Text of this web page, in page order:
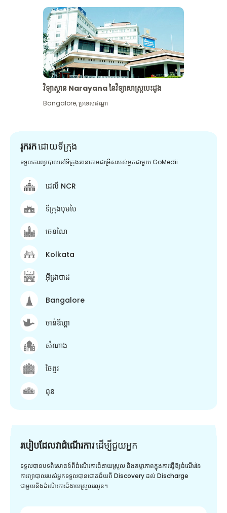
វិទ្យាស្ថាន Narayana នៃវិទ្យាសាស្រ្តបេះដូង
Bangalore,ប្រទេសឥណ្ឌា
រុករកដោយទីក្រុង
ទទួលការព្យាបាលនៅទីក្រុងនានាតាមជម្រើសរបស់អ្នកជាមួយ GoMedii
ដេលី NCR
ទីក្រុងបុមបៃ
ចេនណៃ
Kolkata
អ៊ីដ្រាបាដ
Bangalore
ចាន់ឌីហ្គា
សំណាង
ចៃពួរ
ពុន
របៀបដែលវាដំណើរការដើម្បី​ជួយ​អ្នក
ទទួលបានបទពិសោធន៍ពីដំណើរការដ៏ងាយស្រួល និងតម្លាភាពក្នុងការធ្វើឱ្យដំណើរនៃ
ការព្យាបាលរបស់អ្នកទទួលបានជោគជ័យពី Discovery ដល់ Discharge
ជាមួយនឹងដំណើរការដ៏ងាយស្រួលរលូន។